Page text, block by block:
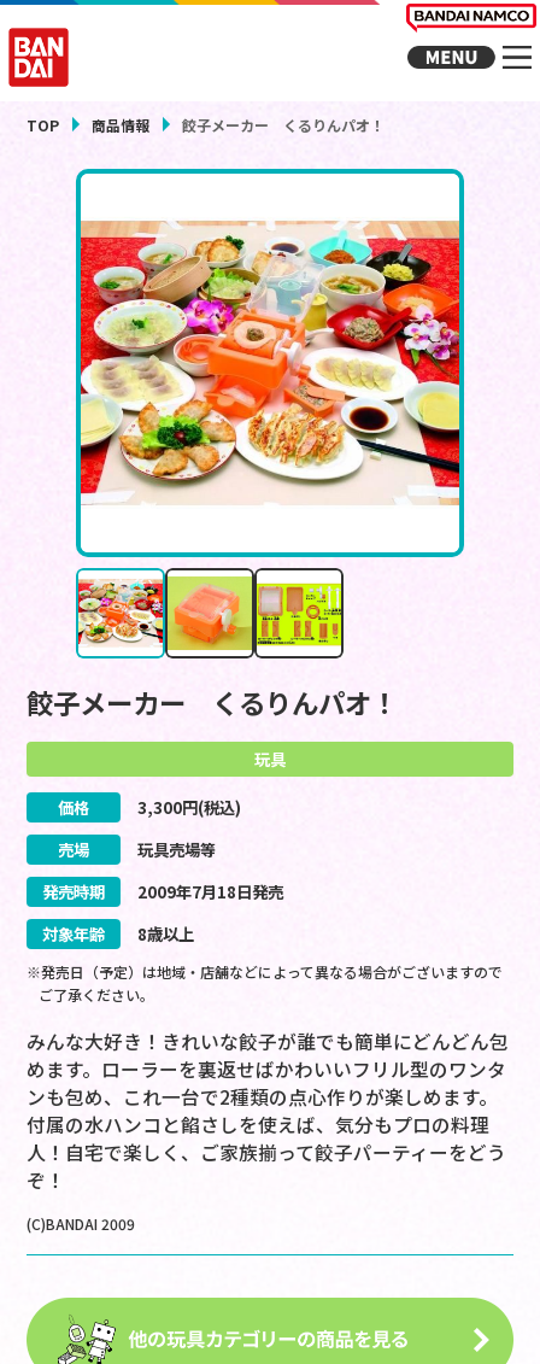
TOP 商品情報 餃子メーカー くるりんパオ！
餃子メーカー くるりんパオ！
玩具
価格 3,300円(税込)
売場
玩具売場等
発売時期
2009年7月18日発売
対象年齢
8歳以上
※発売日（予定）は地域・店舗などによって異なる場合がございますので
ご了承ください。
みんな大好き！きれいな餃子が誰でも簡単にどんどん包
めます。ローラーを裏返せばかわいいフリル型のワンタ
ンも包め、これ一台で2種類の点心作りが楽しめます。
付属の水ハンコと餡さしを使えば、気分もプロの料理
人！自宅で楽しく、ご家族揃って餃子パーティーをどう
ぞ！
(C)BANDAI 2009